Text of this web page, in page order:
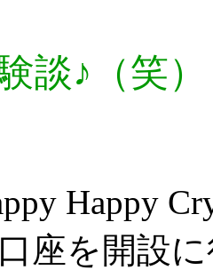
談♪（笑）
Happy
座を開設